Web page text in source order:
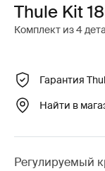
Thule Kit
Комплект из 4
Гарантия
Найти в
Регулируемый